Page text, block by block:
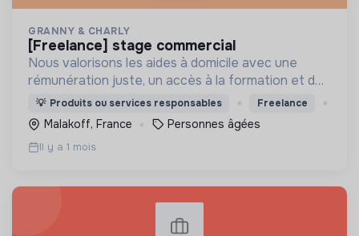
GRANNY & CHARLY
[freelance] stage commercial
Nous valorisons les aides à domicile avec une
rémunération juste, un accès à la formation et des
offres adaptées à leur emploi du temps.
💡 Produits ou services responsables Freelance
Malakoff, France Personnes âgées
Il y a 1 mois